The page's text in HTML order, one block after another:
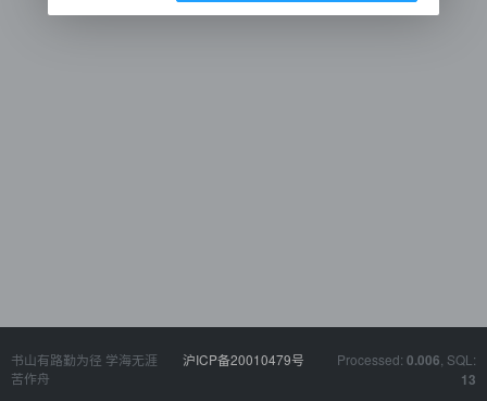
书山有路勤为径 学海无涯
苦作舟
沪ICP备20010479号 Processed: 0.006 , SQL:
13